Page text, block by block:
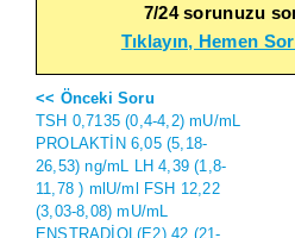
7/24 sorunuzu
Tıklayın, Hemen
<< Önceki Soru
TSH 0,7135 (0,4-4,2) mU/mL
PROLAKTİN 6,05 (5,18-
26,53) ng/mL LH 4,39 (1,8-
11,78 ) mlU/ml FSH 12,22
(3,03-8,08) mU/mL
ENSTRADİOL(E2) 42 (21-